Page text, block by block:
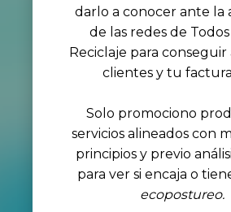
darlo a conocer ante la
de las redes de
Reciclaje para
clientes y tu
Solo promociono
servicios alineados con
principios y previo
para ver si encaja o
ecopostureo.